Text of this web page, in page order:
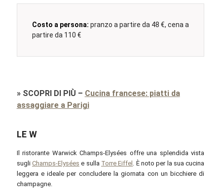
Costo a persona: pranzo a partire da 48 €, cena a
partire da 110 €
» SCOPRI DI PIÙ – Cucina francese: piatti da
assaggiare a Parigi
LE W
Il ristorante Warwick Champs-Elysées offre una splendida vista
sugli Champs-Elysées e sulla Torre Eiffel . È noto per la sua cucina
leggera e ideale per concludere la giornata con un bicchiere di
champagne.